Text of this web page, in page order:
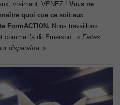
vraiment, VENEZ ! Vous ne
quoi que ce soit aux
FormACTION. Nous travaillons
comme l’a dit Emerson : « Faites
disparaîtra. »